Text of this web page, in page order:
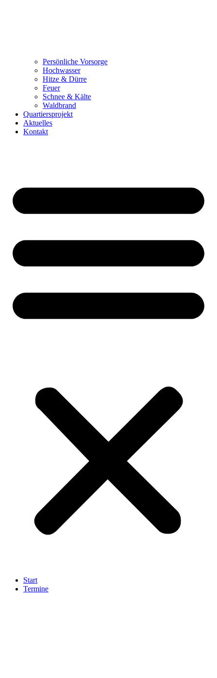
Persönliche Vorsorge
Hochwasser
Hitze & Dürre
Feuer
Schnee & Kälte
Waldbrand
Quartiersprojekt
Aktuelles
Kontakt
Start
Termine